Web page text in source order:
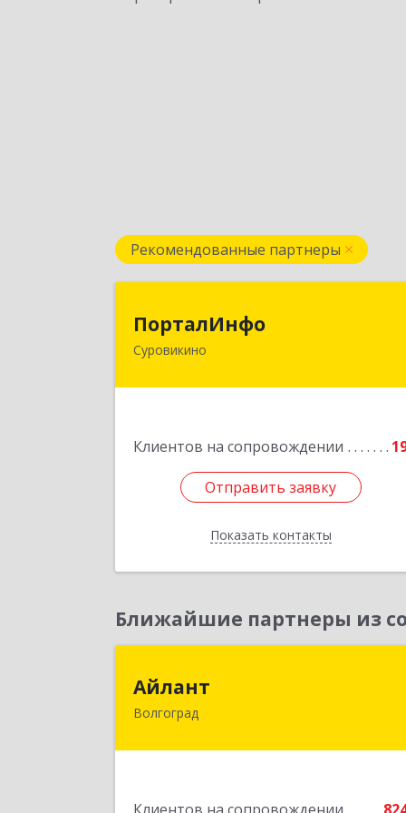
Рекомендованные партнеры
ПорталИнфо
Суровикино
Клиентов на сопровождении
Отправить заявку
Показать контакты
404414, г.Суровкино Волгоградской
Отправить заявку
Назад
Ближайшие партнеры из
Айлант
Волгоград
400001, Волгоградская обл, Волгоград